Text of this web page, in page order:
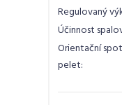
Regulovaný
Účinnost
Orientační
pelet: